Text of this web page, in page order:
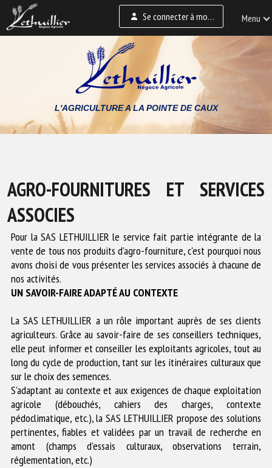
Se connecter à mon
espace
Menu
L'AGRICULTURE A LA POINTE DE CAUX
AGRO-FOURNITURES ET SERVICES
ASSOCIES
Pour la SAS LETHUILLIER le service fait partie intégrante de la
vente de tous nos produits d'agro-fourniture, c'est pourquoi nous
avons choisi de vous présenter les services associés à chacune de
nos activités.
UN SAVOIR-FAIRE ADAPTÉ AU CONTEXTE
La SAS LETHUILLIER a un rôle important auprès de ses clients
agriculteurs. Grâce au savoir-faire de ses conseillers techniques,
elle peut informer et conseiller les exploitants agricoles, tout au
long du cycle de production, tant sur les itinéraires culturaux que
sur le choix des semences.
S'adaptant au contexte et aux exigences de chaque exploitation
agricole (débouchés, cahiers des charges, contexte
pédoclimatique, etc.), la SAS LETHUILLIER propose des solutions
pertinentes, fiables et validées par un travail de recherche en
amont (champs d’essais culturaux, observations terrain,
réglementation, etc.)